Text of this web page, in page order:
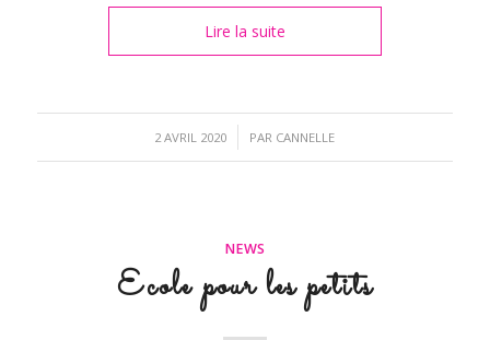
Lire la suite
2 AVRIL 2020
/ PAR CANNELLE
NEWS
Ecole pour les petits